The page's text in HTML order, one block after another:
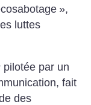
»,
luttes
pilotée par un
fait
des